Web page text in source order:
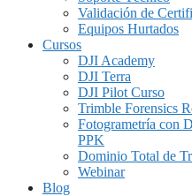
Validación de
Equipos Hurtados
Cursos
DJI Academy
DJI Terra
DJI Pilot Curso
Trimble Forensics
Fotogrametría con
PPK
Dominio Total de
Webinar
Blog